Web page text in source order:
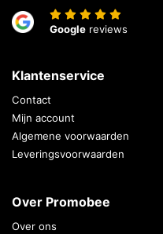
Google reviews
Klantenservice
Contact
Mijn account
Algemene voorwaarden
Leveringsvoorwaarden
Over Promobee
Over ons